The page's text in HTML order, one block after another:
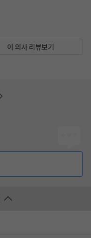
이 의사 리뷰보기